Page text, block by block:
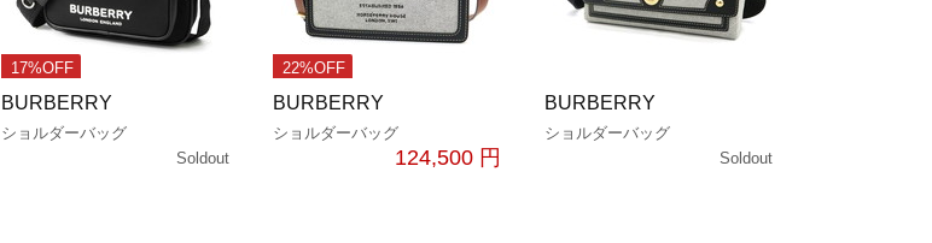
17%OFF
BURBERRY
ショルダーバッグ
Soldout
22%OFF
BURBERRY
ショルダーバッグ
124,500 円
BURBERRY
ショルダーバッグ
Soldout